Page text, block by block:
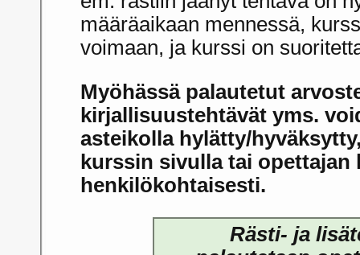
määräaikaan mennessä,
voimaan, ja kurssi on
Myöhässä palautetut
kirjallisuustehtävät yms.
asteikolla hylätty/
kurssin sivulla tai opettajan
henkilökohtaisesti.
Rästi- ja